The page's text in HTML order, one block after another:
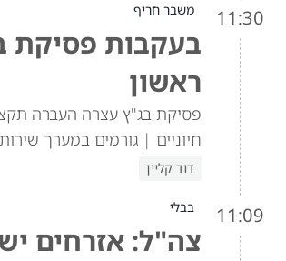
11:30 משבר חריף
בעקבות פסיקת
ראשון
חיוניים | גורמים במערך
דוד קליין
11:09 בבלי
צה"ל: אזרחים